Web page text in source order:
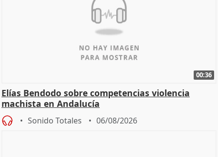
00:36
Elías Bendodo sobre competencias violencia
machista en Andalucía
Sonido Totales 06/08/2026